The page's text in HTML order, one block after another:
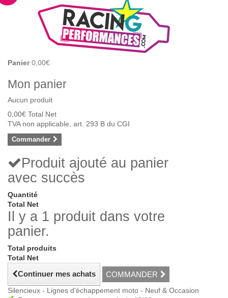
Panier 0,00€
Mon panier
Aucun produit
0,00€ Total Net
TVA non applicable, art. 293 B du CGI
Commander
Produit ajouté au panier
avec succès
Quantité
Total Net
Il y a 1 produit dans votre
panier.
Total produits
Total Net
Continuer mes achats COMMANDER
Silencieux - Lignes d'échappement moto - Neuf & Occasion